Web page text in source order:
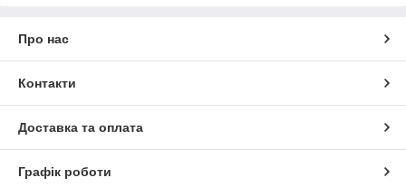
Про нас
Контакти
Доставка та оплата
Графік роботи